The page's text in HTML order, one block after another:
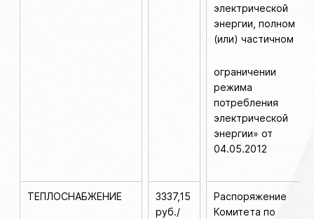
электрической
энергии, полном
(или) частичном
ограничении
режима
потребления
электрической
энергии» от
04.05.2012
ТЕПЛОСНАБЖЕНИЕ
3337,15
руб./
Распоряжение
Комитета по